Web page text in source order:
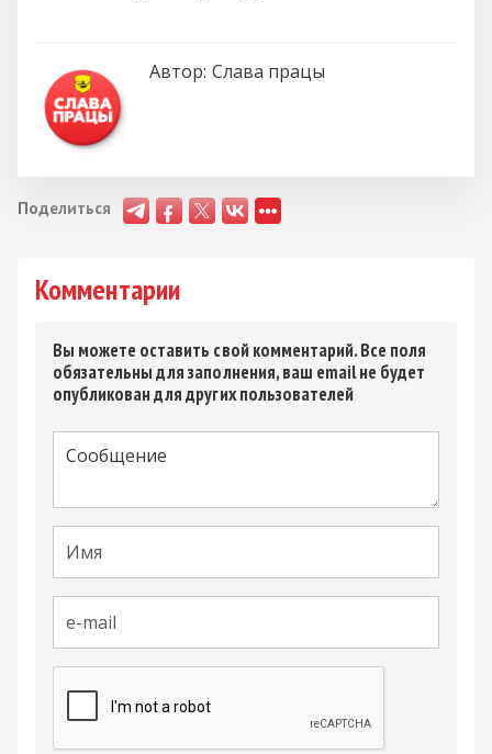
Автор: Слава працы
Поделиться
Комментарии
Вы можете оставить свой комментарий. Все поля
обязательны для заполнения, ваш email не будет
опубликован для других пользователей